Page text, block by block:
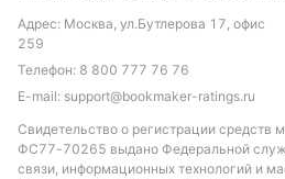
Обновлено:
Михаил Кузнецов
Адрес: Москва, ул.Бутлерова 17, офис
259
Телефон: 8 800 777 76 76
E-mail: support@bookmaker-ratings.ru
Свидетельство о регистрации средств
ФС77-70265 выдано Федеральной
связи, информационных технологий и